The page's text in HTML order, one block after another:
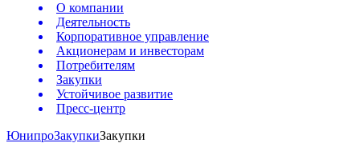
О компании
Деятельность
Корпоративное управление
Акционерам и инвесторам
Потребителям
Закупки
Устойчивое развитие
Пресс-центр
ЮнипроЗакупкиЗакупки